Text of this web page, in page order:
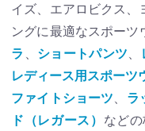
イズ、エアロビクス、
ングに最適なスポーツ
ラ
ショートパンツ
レディース用スポーツ
ファイトショーツ
ラ
ド（レガース） など